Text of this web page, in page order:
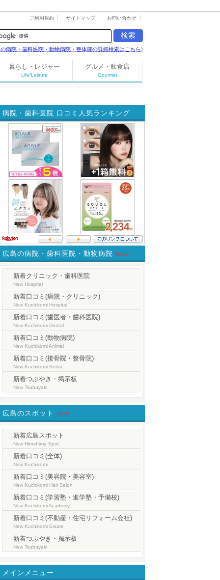
病院・歯科医院・動物病院・整体院の詳細検索はこちら)
ご利用規約 サイトマップ お問い合わせ
暮らし・レジャー
Life/Leisure
グルメ・飲食店
Gourmet
病院・歯科医院 口コミ人気ランキング
広島の病院・歯科医院・動物病院 NEW!
新着クリニック・歯科医院
New Hospital
新着口コミ(病院・クリニック)
New Kuchikomi Hospital
新着口コミ(歯医者・歯科医院)
New Kuchikomi Dental
新着口コミ(動物病院)
New Kuchikomi Animal
新着口コミ(接骨院・整骨院)
New Kuchikomi Seitai
新着つぶやき・掲示板
New Tsubuyaki
広島のスポット NEW!
新着広島スポット
New Hiroshima Spot
新着口コミ(全体)
New Kuchikomi
新着口コミ(美容院・美容室)
New Kuchikomi Hair Salon
新着口コミ(学習塾・進学塾・予備校)
New Kuchikomi Academy
新着口コミ(不動産・住宅リフォーム会社)
New Kuchikomi Estate
新着つぶやき・掲示板
New Tsubuyaki
メインメニュー